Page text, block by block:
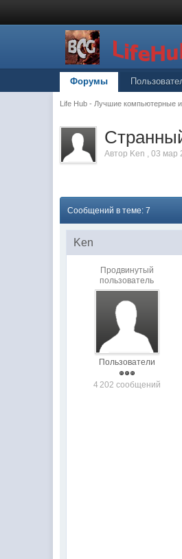
Форумы
Life Hub - Лучшие компьютерные
Автор Ken ,03 мар
Сообщений в теме: 7
Ken
Продвинутый
пользователь
Пользователи
4 202 сообщений